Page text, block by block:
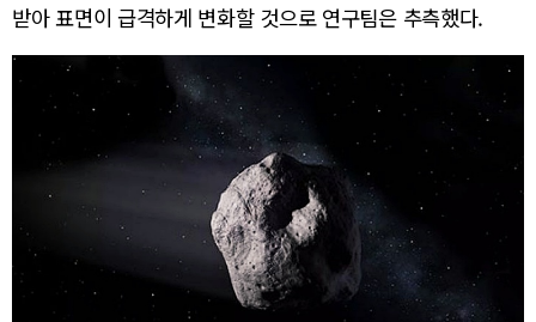
받아 표면이 급격하게 변화할 것으로 연구팀은 추측했다.